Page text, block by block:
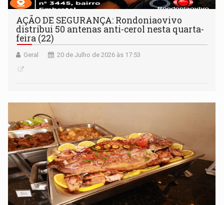
AÇÃO DE SEGURANÇA: Rondoniaovivo
distribui 50 antenas anti-cerol nesta quarta-
feira (22)
Geral 20 de Julho de 2026 às 17:53